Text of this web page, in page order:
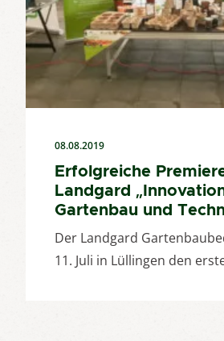
08.08.2019
Erfolgreiche
Landgard
Gartenbau und
Der Landgard
11. Juli in Lüllingen den